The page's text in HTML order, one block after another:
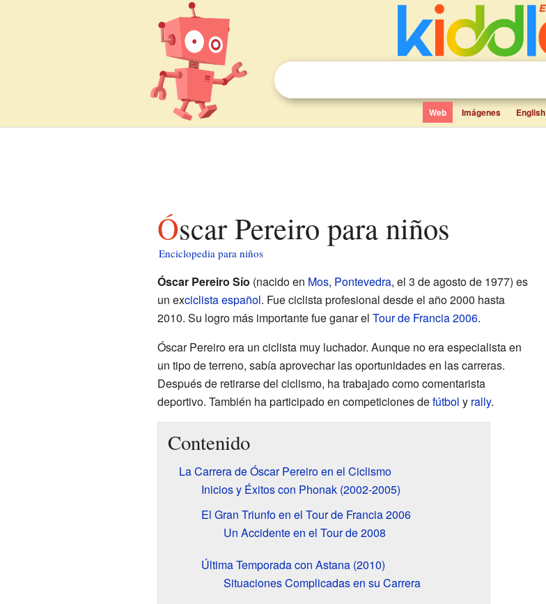
Web Imágenes English
Óscar Pereiro para niños
Enciclopedia para niños
Óscar Pereiro Sío (nacido en Mos, Pontevedra, el 3 de agosto de 1977) es
un exciclistaespañol. Fue ciclista profesional desde el año 2000 hasta
2010. Su logro más importante fue ganar el Tour de Francia 2006.
Óscar Pereiro era un ciclista muy luchador. Aunque no era especialista en
un tipo de terreno, sabía aprovechar las oportunidades en las carreras.
Después de retirarse del ciclismo, ha trabajado como comentarista
deportivo. También ha participado en competiciones defútbol y rally.
Contenido
La Carrera de Óscar Pereiro en el Ciclismo
Inicios y Éxitos con Phonak (2002-2005)
El Gran Triunfo en el Tour de Francia 2006
Un Accidente en el Tour de 2008
Última Temporada con Astana (2010)
Situaciones Complicadas en su Carrera